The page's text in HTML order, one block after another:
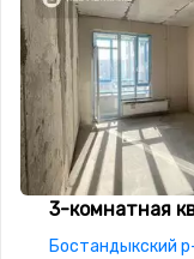
3-комнатная
Бостандыкский